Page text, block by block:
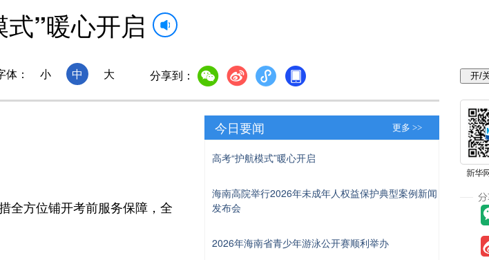
”暖心开启
体： 小 中 大 分享到：
方位铺开考前服务保障，全
今日要闻 更多 >>
高考“护航模式”暖心开启
海南高院举行2026年未成年人权益保护典型案例新闻
发布会
2026年海南省青少年游泳公开赛顺利举办